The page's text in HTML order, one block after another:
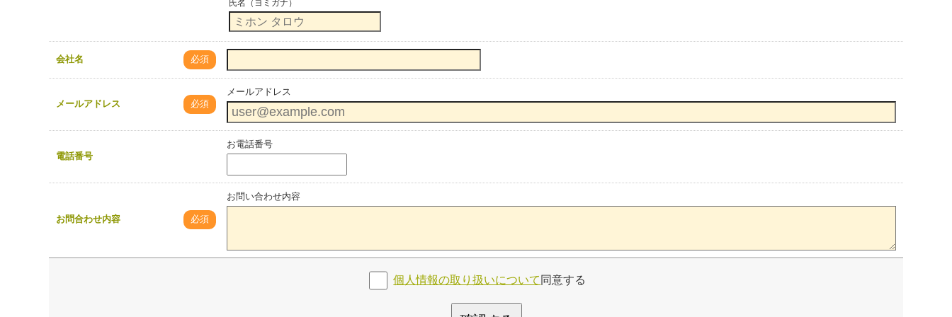
氏名（ヨミガナ）
会社名 必須
メールアドレス 必須
メールアドレス
電話番号
お電話番号
お問合わせ内容 必須
お問い合わせ内容
個人情報の取り扱いについて 同意する